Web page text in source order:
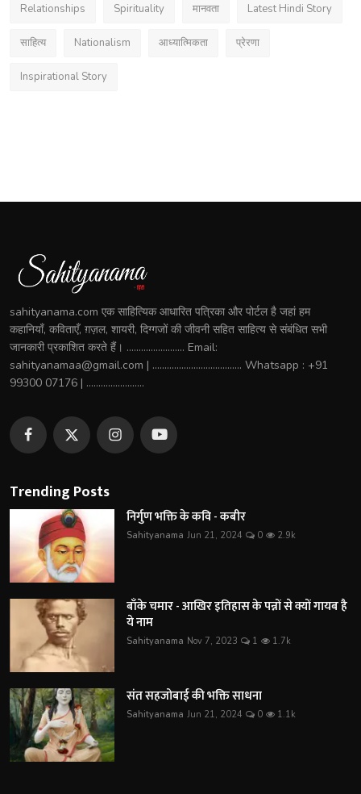
Relationships Spirituality मानवता Latest Hindi Story
साहित्य Nationalism आध्यात्मिकता प्रेरणा
Inspirational Story
sahityanama.com एक साहित्यिक आधारित पत्रिका और पोर्टल है जहां हम
कहानियाँ, कविताएँ, ग़ज़ल, शायरी, दिग्गजों की जीवनी सहित साहित्य से संबंधित सभी
जानकारी प्रकाशित करते हैं। ........................ Email:
sahityanamaa@gmail.com | ..................................... Whatsapp : +91
99300 07176 | ........................
Trending Posts
निर्गुण भक्ति के कवि - कबीर
Sahityanama Jun 21, 2024 0 2.9k
बाँके चमार - आखिर इतिहास के पन्नों से क्यों गायब है
ये नाम
Sahityanama Nov 7, 2023 1 1.7k
संत सहजोबाई की भक्ति साधना
Sahityanama Jun 21, 2024 0 1.1k